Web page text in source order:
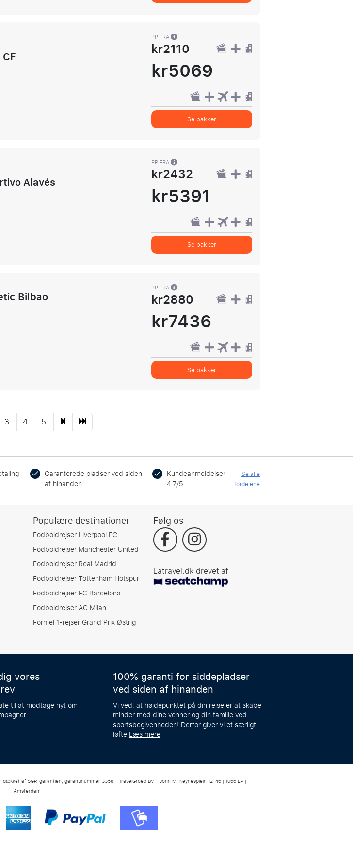
PP FRA
kr2110
kr5069
Se pakker
Alavés
PP FRA
kr2432
kr5391
Se pakker
Bilbao PP FRA
kr2880
kr7436
Se pakker
3 4 5
Garanterede pladser ved siden
af hinanden
Kundeanmeldelser
4.7/5
Se alle
fordelene
Populære destinationer
Fodboldrejser Liverpool FC
Fodboldrejser Manchester United
Fodboldrejser Real Madrid
Fodboldrejser Tottenham Hotspur
Fodboldrejser FC Barcelona
Fodboldrejser AC Milan
Formel 1-rejser Grand Prix Østrig
Følg os
Latravel.dk drevet af
vores
til at modtage nyt om
100% garanti for siddepladser
ved siden af hinanden
Vi ved, at højdepunktet på din rejse er at skabe
minder med dine venner og din familie ved
sportsbegivenheden! Derfor giver vi et særligt
løfte.Læs mere
af SGR-garantien, garantinummer 3358 – TravelGroep BV – John M. Keynesplein 12–46 | 1066 EP |
Amsterdam